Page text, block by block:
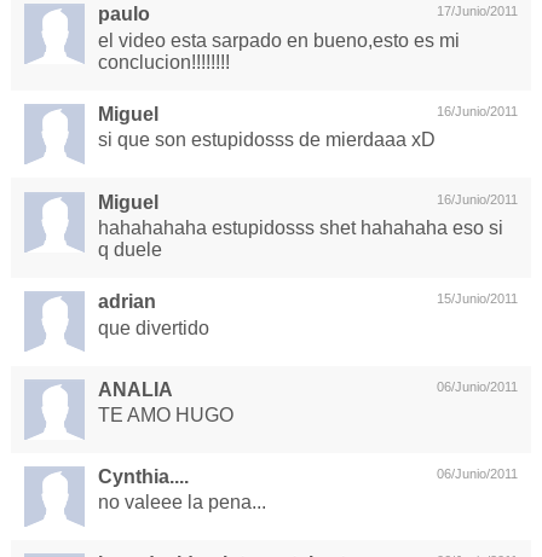
17/Junio/2011
paulo
el video esta sarpado en bueno,esto es mi
conclucion!!!!!!!!
16/Junio/2011
Miguel
si que son estupidosss de mierdaaa xD
16/Junio/2011
Miguel
hahahahaha estupidosss shet hahahaha eso si
q duele
15/Junio/2011
adrian
que divertido
06/Junio/2011
ANALIA
TE AMO HUGO
06/Junio/2011
Cynthia....
no valeee la pena...